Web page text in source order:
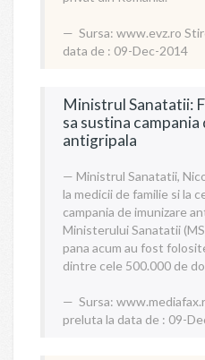
Sursa: www.evz.ro
data de : 09-Dec-2014
Ministrul Sanatatii:
sa sustina
antigripala
Ministrul Sanatatii,
la medicii de familie si la
campania de imunizare
Ministerului Sanatatii
pana acum au fost
dintre cele 500.000 de
Sursa:
preluta la data de : 09-